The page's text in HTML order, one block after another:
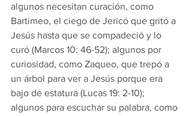
algunos necesitan curación, como
Bartimeo, el ciego de Jericó que gritó a
Jesús hasta que se compadeció y lo
curó (Marcos 10: 46-52); algunos por
curiosidad, como Zaqueo, que trepó a
un árbol para ver a Jesús porque era
bajo de estatura (Lucas 19: 2-10);
algunos para escuchar su palabra, como